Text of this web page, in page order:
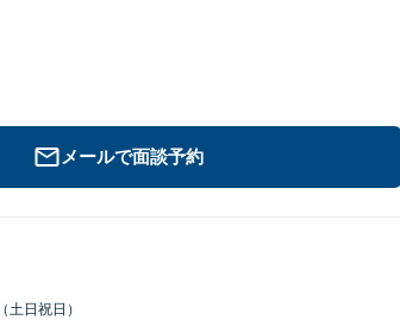
メールで面談予約
日祝日）